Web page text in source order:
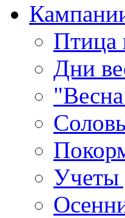
Птица
Дни
Учеты